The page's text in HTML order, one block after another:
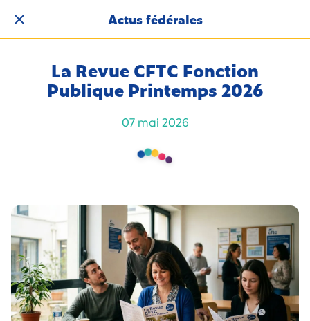
Actus fédérales
La Revue CFTC Fonction
Publique Printemps 2026
07 mai 2026